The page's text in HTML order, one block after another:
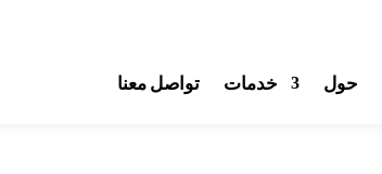
حول خدمات تواصل معنا